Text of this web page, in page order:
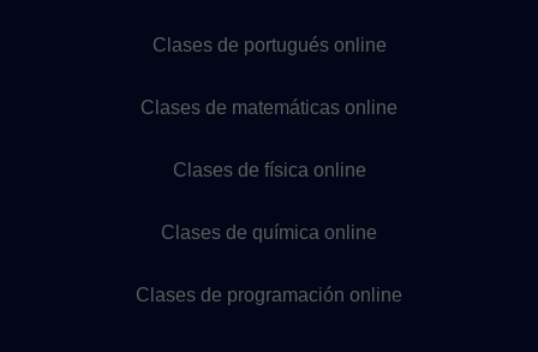
Clases de portugués online
Clases de matemáticas online
Clases de física online
Clases de química online
Clases de programación online